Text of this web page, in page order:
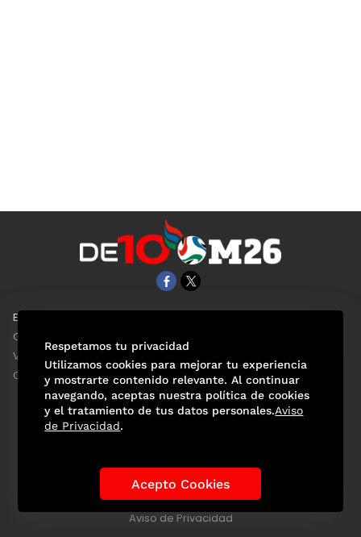
EL UNIVERSAL
Clase
ViveUSA
Confabulario
Historia de los Mundiales Lo viral Anécdotas Mundialistas
Las Figuras Tendencias Directorio
Aviso de Privacidad
Respetamos tu privacidad
Utilizamos cookies para mejorar tu experiencia
y mostrarte contenido relevante. Al continuar
navegando, aceptas nuestra política de cookies
y el tratamiento de tus datos personales.Aviso
de Privacidad.
Acepto Cookies